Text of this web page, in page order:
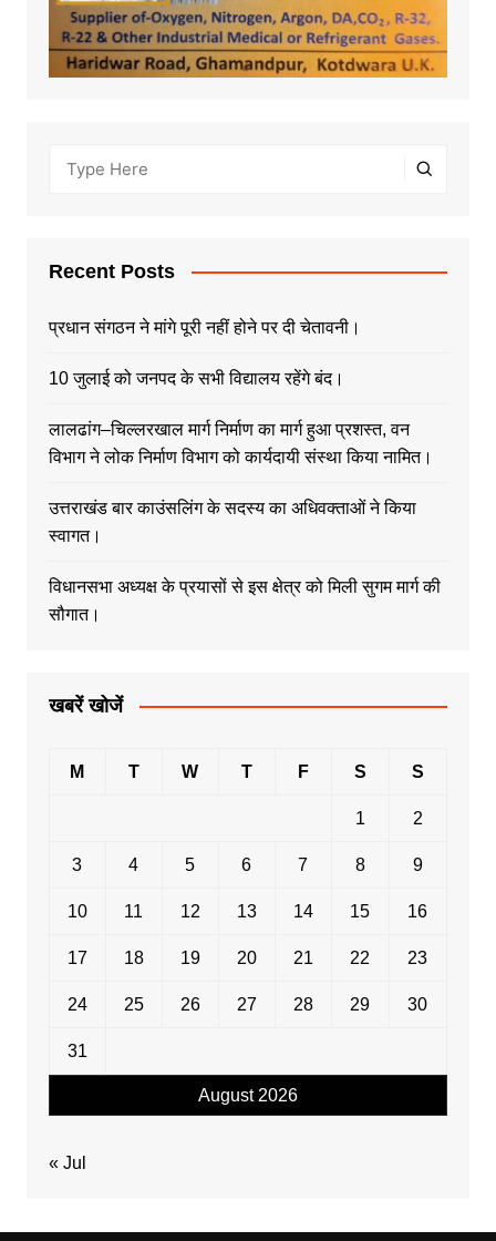
Recent Posts
प्रधान संगठन ने मांगे पूरी नहीं होने पर दी चेतावनी।
10 जुलाई को जनपद के सभी विद्यालय रहेंगे बंद।
लालढांग–चिल्लरखाल मार्ग निर्माण का मार्ग हुआ प्रशस्त, वन
विभाग ने लोक निर्माण विभाग को कार्यदायी संस्था किया नामित।
उत्तराखंड बार काउंसलिंग के सदस्य का अधिवक्ताओं ने किया
स्वागत।
विधानसभा अध्यक्ष के प्रयासों से इस क्षेत्र को मिली सुगम मार्ग की
सौगात।
खबरें खोजें
August 2026
M T W T F S S
1 2
3 4 5 6 7 8 9
10 11 12 13 14 15 16
17 18 19 20 21 22 23
24 25 26 27 28 29 30
31
« Jul